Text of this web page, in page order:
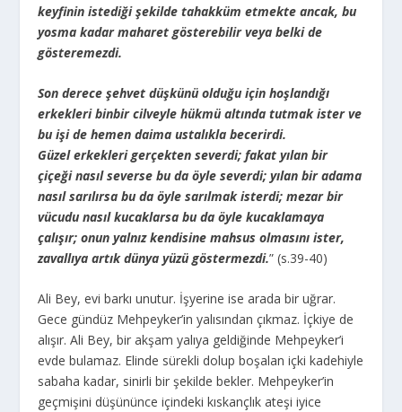
keyfinin istediği şekilde tahakküm etmekte ancak, bu
yosma kadar maharet gösterebilir veya belki de
gösteremezdi.
Son derece şehvet düşkünü olduğu için hoşlandığı
erkekleri binbir cilveyle hükmü altında tutmak ister ve
bu işi de hemen daima ustalıkla becerirdi.
Güzel erkekleri gerçekten severdi; fakat yılan bir
çiçeği nasıl severse bu da öyle severdi; yılan bir adama
nasıl sarılırsa bu da öyle sarılmak isterdi; mezar bir
vücudu nasıl kucaklarsa bu da öyle kucaklamaya
çalışır; onun yalnız kendisine mahsus olmasını ister,
zavallıya artık dünya yüzü göstermezdi.” (s.39-40)
Ali Bey, evi barkı unutur. İşyerine ise arada bir uğrar.
Gece gündüz Mehpeyker’in yalısından çıkmaz. İçkiye de
alışır. Ali Bey, bir akşam yalıya geldiğinde Mehpeyker’i
evde bulamaz. Elinde sürekli dolup boşalan içki kadehiyle
sabaha kadar, sinirli bir şekilde bekler. Mehpeyker’in
geçmişini düşününce içindeki kıskançlık ateşi iyice